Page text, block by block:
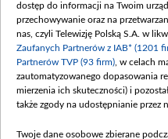
dostęp do informacji na Twoim
przechowywanie oraz na
nas, czyli Telewizję Polską S.A. w
Zaufanych Partnerów z IAB* (1201
Partnerów TVP (93 firm) , w celach
zautomatyzowanego dopasowania
mierzenia ich skuteczności) i
także zgody na udostępnianie przez
Twoje dane osobowe zbierane